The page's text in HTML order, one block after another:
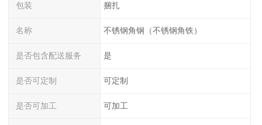
包装 捆扎
名称 不锈钢角钢（不锈钢角铁）
是否包含配送服务 是
是否可定制 可定制
是否可加工 可加工